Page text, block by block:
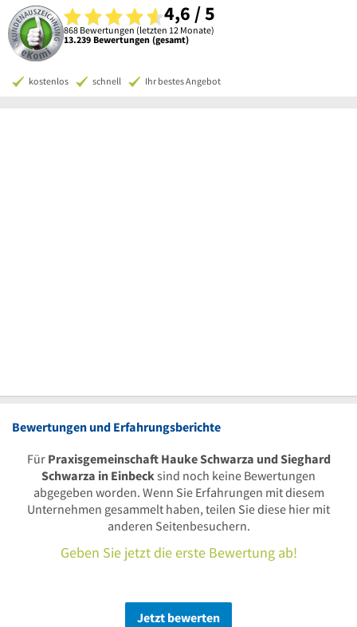
4,6 / 5
868 Bewertungen (letzten 12 Monate)
13.239 Bewertungen (gesamt)
kostenlos schnell Ihr bestes Angebot
Bewertungen und Erfahrungsberichte
Für Praxisgemeinschaft Hauke Schwarza und Sieghard
Schwarza in Einbecksind noch keine Bewertungen
abgegeben worden. Wenn Sie Erfahrungen mit diesem
Unternehmen gesammelt haben, teilen Sie diese hier mit
anderen Seitenbesuchern.
Geben Sie jetzt die erste Bewertung ab!
Jetzt bewerten